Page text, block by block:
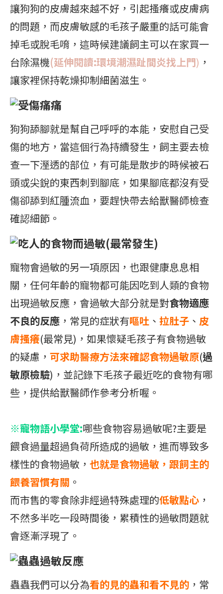
讓狗狗的皮膚越來越不好，引起搔癢或皮膚病
的問題，而皮膚敏感的毛孩子嚴重的話可能會
掉毛或脫毛唷，這時候建議飼主可以在家買一
台除濕機(延伸閱讀:環境潮濕趾間炎找上門) ，
讓家裡保持乾燥抑制細菌滋生。
受傷痛痛
狗狗舔腳就是幫自己呼呼的本能，安慰自己受
傷的地方，當這個行為持續發生，飼主要去檢
查一下溼透的部位，有可能是散步的時候被石
頭或尖銳的東西刺到腳底，如果腳底都沒有受
傷卻舔到紅腫流血，要趕快帶去給獸醫師檢查
確認細節。
吃人的食物而過敏(最常發生)
寵物會過敏的另一項原因，也跟健康息息相
關，任何年齡的寵物都可能因吃到人類的食物
出現過敏反應，會過敏大部分就是對食物適應
不良的反應 ，常見的症狀有嘔吐 、 拉肚子 、 皮
膚搔癢(最常見)，如果懷疑毛孩子有食物過敏
的疑慮， 可求助醫療方法來確認食物過敏原(過
敏原檢驗)，並記錄下毛孩子最近吃的食物有哪
些，提供給獸醫師作參考分析喔。
※寵物語小學堂:哪些食物容易過敏呢?主要是
餵食過量超過負荷所造成的過敏，進而導致多
樣性的食物過敏， 也就是食物過敏，跟飼主的
餵養習慣有關 。
而市售的零食除非經過特殊處理的低敏點心 ，
不然多半吃一段時間後，累積性的過敏問題就
會逐漸浮現了。
蟲蟲過敏反應
蟲蟲我們可以分為看的見的蟲和看不見的 ，常